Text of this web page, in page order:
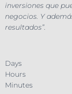
inversiones que
negocios. Y
resultados”.
Days
Hours
Minutes